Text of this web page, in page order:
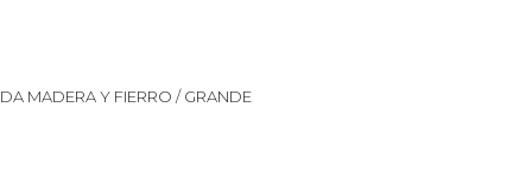
MADERA Y FIERRO / GRANDE